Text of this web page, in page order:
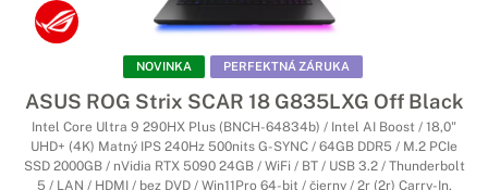
NOVINKA PERFEKTNÁ ZÁRUKA
ASUS ROG Strix SCAR 18 G835LXG Off Black
Intel Core Ultra 9 290HX Plus (BNCH-64834b) / Intel AI Boost / 18,0"
UHD+ (4K) Matný IPS 240Hz 500nits G-SYNC / 64GB DDR5 / M.2 PCIe
SSD 2000GB / nVidia RTX 5090 24GB / WiFi / BT / USB 3.2 / Thunderbolt
5 / LAN / HDMI / bez DVD / Win11Pro 64-bit / čierny / 2r (2r) Carry-In,